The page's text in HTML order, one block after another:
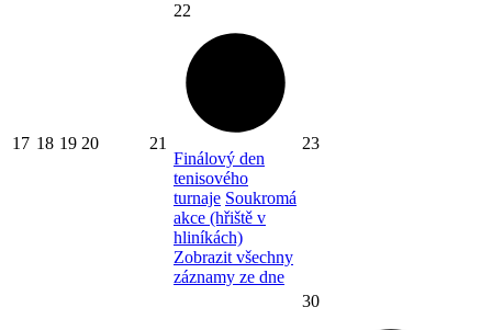
17 18 19 20 21
22
Finálový den
tenisového
turnaje Soukromá
akce (hřiště v
hliníkách)
Zobrazit všechny
záznamy ze dne
23
30